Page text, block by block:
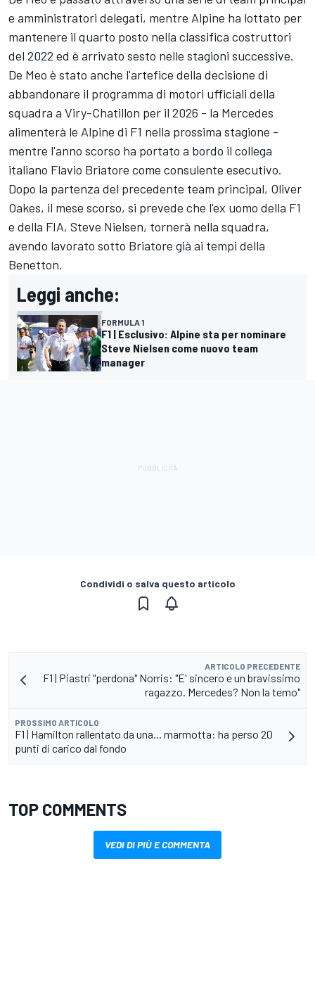
e amministratori delegati, mentre Alpine ha lottato per
mantenere il quarto posto nella classifica costruttori
del 2022 ed è arrivato sesto nelle stagioni successive.
De Meo è stato anche l'artefice della decisione di
abbandonare il programma di motori ufficiali della
squadra a Viry-Chatillon per il 2026 - la Mercedes
alimenterà le Alpine di F1 nella prossima stagione -
mentre l'anno scorso ha portato a bordo il collega
italiano Flavio Briatore come consulente esecutivo.
Dopo la partenza del precedente team principal, Oliver
Oakes, il mese scorso, si prevede che l'ex uomo della F1
e della FIA, Steve Nielsen, tornerà nella squadra,
avendo lavorato sotto Briatore già ai tempi della
Benetton.
Leggi anche:
FORMULA 1
F1 | Esclusivo: Alpine sta per nominare
Steve Nielsen come nuovo team
manager
Condividi o salva questo articolo
ARTICOLO PRECEDENTE
F1 | Piastri "perdona" Norris: "E' sincero e un bravissimo
ragazzo. Mercedes? Non la temo"
PROSSIMO ARTICOLO
F1 | Hamilton rallentato da una... marmotta: ha perso 20
punti di carico dal fondo
TOP COMMENTS
VEDI DI PIÙ E COMMENTA